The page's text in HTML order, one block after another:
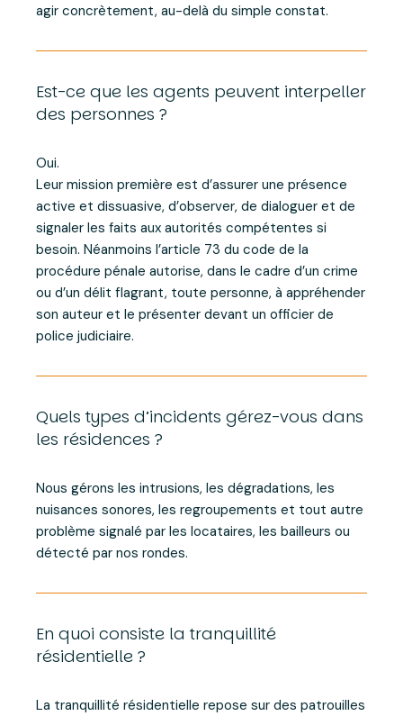
agir concrètement, au-delà du simple constat.
Est-ce que les agents peuvent interpeller
des personnes ?
Oui.
Leur mission première est d’assurer une présence
active et dissuasive, d’observer, de dialoguer et de
signaler les faits aux autorités compétentes si
besoin. Néanmoins l’article 73 du code de la
procédure pénale autorise, dans le cadre d’un crime
ou d’un délit flagrant, toute personne, à appréhender
son auteur et le présenter devant un officier de
police judiciaire.
Quels types d’incidents gérez-vous dans
les résidences ?
Nous gérons les intrusions, les dégradations, les
nuisances sonores, les regroupements et tout autre
problème signalé par les locataires, les bailleurs ou
détecté par nos rondes.
En quoi consiste la tranquillité
résidentielle ?
La tranquillité résidentielle repose sur des patrouilles